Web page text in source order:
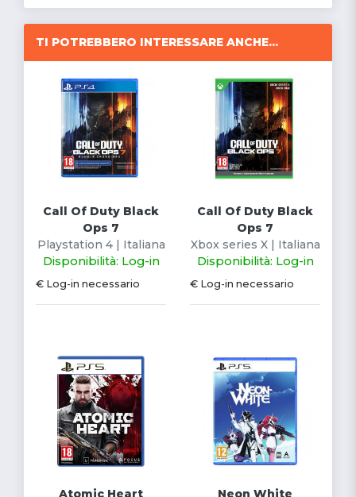
TI POTREBBERO INTERESSARE ANCHE...
Call Of Duty Black
Ops 7
Playstation 4 | Italiana
Disponibilità: Log-in
€ Log-in necessario
Call Of Duty Black
Ops 7
Xbox series X | Italiana
Disponibilità: Log-in
€ Log-in necessario
Atomic Heart Neon White